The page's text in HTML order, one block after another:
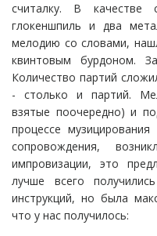
считалку. В качестве
глокеншпиль и два
мелодию со словами,
квинтовым бурдоном.
Количество партий
- столько и партий.
взятые поочередно) и
процессе
сопровождения,
импровизации, это
лучше всего
инструкций, но была
что у нас получилось: